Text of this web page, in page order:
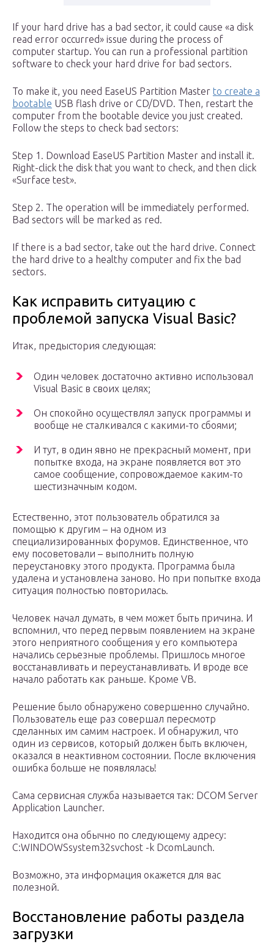
If your hard drive has a bad sector, it could cause «a disk
read error occurred» issue during the process of
computer startup. You can run a professional partition
software to check your hard drive for bad sectors.
To make it, you need EaseUS Partition Master to create a
bootable USB flash drive or CD/DVD. Then, restart the
computer from the bootable device you just created.
Follow the steps to check bad sectors:
Step 1. Download EaseUS Partition Master and install it.
Right-click the disk that you want to check, and then click
«Surface test».
Step 2. The operation will be immediately performed.
Bad sectors will be marked as red.
If there is a bad sector, take out the hard drive. Connect
the hard drive to a healthy computer and fix the bad
sectors.
Как исправить ситуацию с
проблемой запуска Visual Basic?
Итак, предыстория следующая:
Один человек достаточно активно использовал
Visual Basic в своих целях;
Он спокойно осуществлял запуск программы и
вообще не сталкивался с какими-то сбоями;
И тут, в один явно не прекрасный момент, при
попытке входа, на экране появляется вот это
самое сообщение, сопровождаемое каким-то
шестизначным кодом.
Естественно, этот пользователь обратился за
помощью к другим – на одном из
специализированных форумов. Единственное, что
ему посоветовали – выполнить полную
переустановку этого продукта. Программа была
удалена и установлена заново. Но при попытке входа
ситуация полностью повторилась.
Человек начал думать, в чем может быть причина. И
вспомнил, что перед первым появлением на экране
этого неприятного сообщения у его компьютера
начались серьезные проблемы. Пришлось многое
восстанавливать и переустанавливать. И вроде все
начало работать как раньше. Кроме VB.
Решение было обнаружено совершенно случайно.
Пользователь еще раз совершал пересмотр
сделанных им самим настроек. И обнаружил, что
один из сервисов, который должен быть включен,
оказался в неактивном состоянии. После включения
ошибка больше не появлялась!
Сама сервисная служба называется так: DCOM Server
Application Launcher.
Находится она обычно по следующему адресу:
C:WINDOWSsystem32svchost -k DcomLaunch.
Возможно, эта информация окажется для вас
полезной.
Восстановление работы раздела
загрузки